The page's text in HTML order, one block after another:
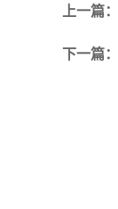
上一篇：
下一篇：